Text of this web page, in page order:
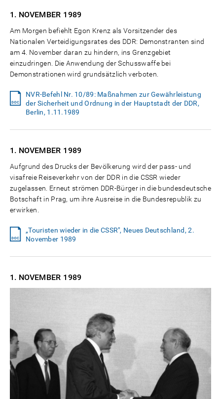
1. NOVEMBER 1989
Am Morgen befiehlt Egon Krenz als Vorsitzender des
Nationalen Verteidigungsrates des DDR: Demonstranten sind
am 4. November daran zu hindern, ins Grenzgebiet
einzudringen. Die Anwendung der Schusswaffe bei
Demonstrationen wird grundsätzlich verboten.
NVR-Befehl Nr. 10/89: Maßnahmen zur Gewährleistung
der Sicherheit und Ordnung in der Hauptstadt der DDR,
Berlin, 1.11.1989
1. NOVEMBER 1989
Aufgrund des Drucks der Bevölkerung wird der pass- und
visafreie Reiseverkehr von der DDR in die CSSR wieder
zugelassen. Erneut strömen DDR-Bürger in die bundesdeutsche
Botschaft in Prag, um ihre Ausreise in die Bundesrepublik zu
erwirken.
„Touristen wieder in die CSSR", Neues Deutschland, 2.
November 1989
1. NOVEMBER 1989